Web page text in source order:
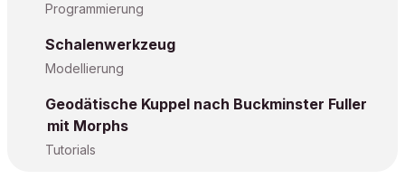
Programmierung
Schalenwerkzeug
Modellierung
Geodätische Kuppel nach Buckminster Fuller
mit Morphs
Tutorials